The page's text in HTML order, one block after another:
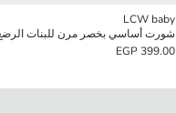
LCW baby
شورت أساسي بخصر مرن للبنات
399.00 EGP